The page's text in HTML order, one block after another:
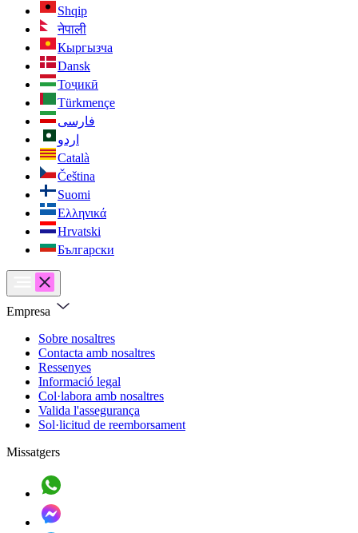
Shqip
नेपाली
Кыргызча
Dansk
Тоҷикӣ
Türkmençe
فارسی
اردو
Català
Čeština
Suomi
Ελληνικά
Hrvatski
Български
Empresa
Sobre nosaltres
Contacta amb nosaltres
Ressenyes
Informació legal
Col·labora amb nosaltres
Valida l'assegurança
Sol·licitud de reemborsament
Missatgers